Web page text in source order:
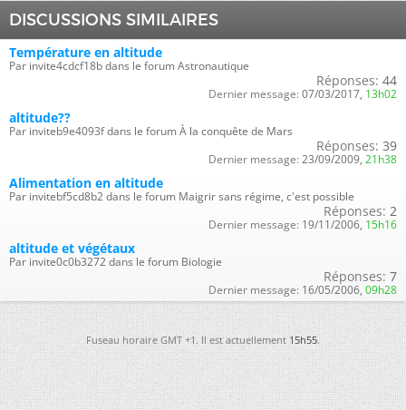
DISCUSSIONS SIMILAIRES
Température en altitude
Par invite4cdcf18b dans le forum Astronautique
Réponses: 44
Dernier message: 07/03/2017, 13h02
altitude??
Par inviteb9e4093f dans le forum À la conquête de Mars
Réponses: 39
Dernier message: 23/09/2009, 21h38
Alimentation en altitude
Par invitebf5cd8b2 dans le forum Maigrir sans régime, c'est possible
Réponses: 2
Dernier message: 19/11/2006, 15h16
altitude et végétaux
Par invite0c0b3272 dans le forum Biologie
Réponses: 7
Dernier message: 16/05/2006, 09h28
Fuseau horaire GMT +1. Il est actuellement15h55.